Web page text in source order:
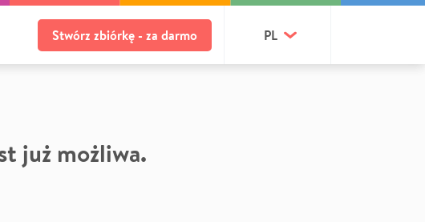
Stwórz zbiórkę - za darmo PL
już możliwa.